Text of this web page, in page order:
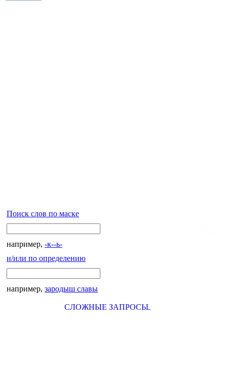
Поиск слов по маске
например, -к--ь-
и/или по определению
например, зародыш славы
СЛОЖНЫЕ ЗАПРОСЫ